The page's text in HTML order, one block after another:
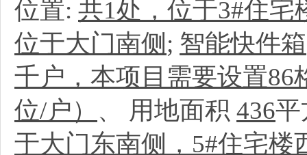
位置: 共1处，位于3#住宅
位于大门南侧 ; 智能快件箱
千户，本项目需要设置86
位/户） 、 用地面积 436
于大门东南侧，5#住宅楼